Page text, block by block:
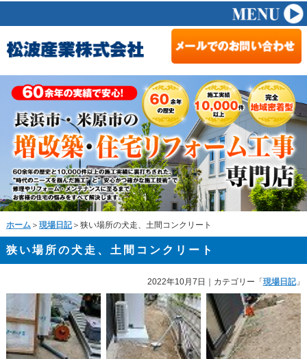
ホーム ＞ 現場日記＞狭い場所の犬走、土間コンクリート
狭い場所の犬走、土間コンクリート
2022年10月7日 ｜カテゴリー「 現場日記」